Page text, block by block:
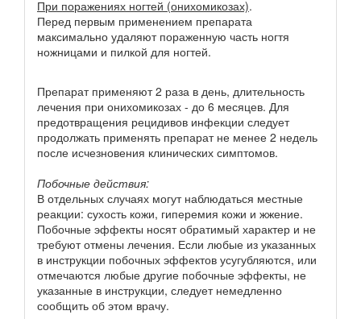
При поражениях ногтей (онихомикозах).
Перед первым применением препарата
максимально удаляют пораженную часть ногтя
ножницами и пилкой для ногтей.
Препарат применяют 2 раза в день, длительность
лечения при онихомикозах - до 6 месяцев. Для
предотвращения рецидивов инфекции следует
продолжать применять препарат не менее 2 недель
после исчезновения клинических симптомов.
Побочные действия:
В отдельных случаях могут наблюдаться местные
реакции: сухость кожи, гиперемия кожи и жжение.
Побочные эффекты носят обратимый характер и не
требуют отмены лечения. Если любые из указанных
в инструкции побочных эффектов усугубляются, или
отмечаются любые другие побочные эффекты, не
указанные в инструкции, следует немедленно
сообщить об этом врачу.